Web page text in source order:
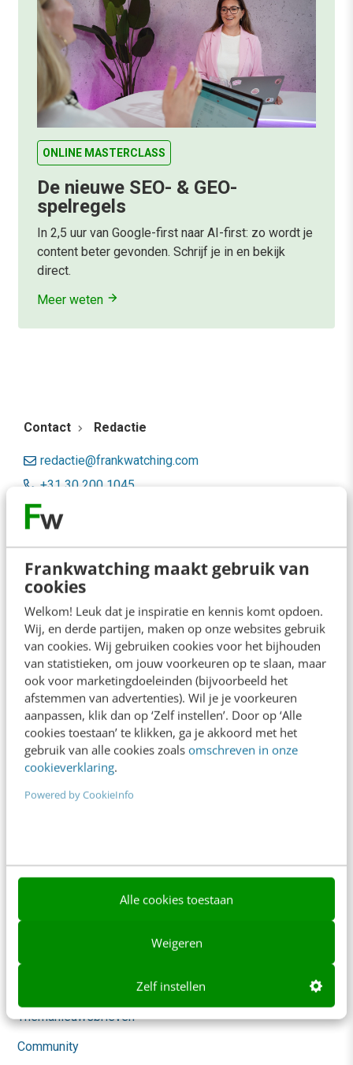
Frankwatching maakt gebruik van
cookies
Welkom! Leuk dat je inspiratie en kennis komt opdoen.
Wij, en derde partijen, maken op onze websites gebruik
van cookies. Wij gebruiken cookies voor het bijhouden
van statistieken, om jouw voorkeuren op te slaan, maar
ook voor marketingdoeleinden (bijvoorbeeld het
afstemmen van advertenties). Wil je je voorkeuren
aanpassen, klik dan op ‘Zelf instellen’. Door op ‘Alle
cookies toestaan’ te klikken, ga je akkoord met het
gebruik van alle cookies zoals omschreven in onze
cookieverklaring.
Powered by CookieInfo
Alle cookies toestaan
Weigeren
Zelf instellen
ONLINE MASTERCLASS
De nieuwe SEO- & GEO-
spelregels
In 2,5 uur van Google-first naar AI-first: zo wordt je
content beter gevonden. Schrijf je in en bekijk
direct.
Meer weten
Contact Redactie
redactie@frankwatching.com
+31 30 200 1045
Tarieven
Meer contactopties
Frankwatching
Adverteren
Contact
Nieuwsbrieven
Ons team
Werken bij
Whitepapers
AI & Tech
Content & Communicatie
Klantcontact & CX
Themanieuwsbrieven
Community